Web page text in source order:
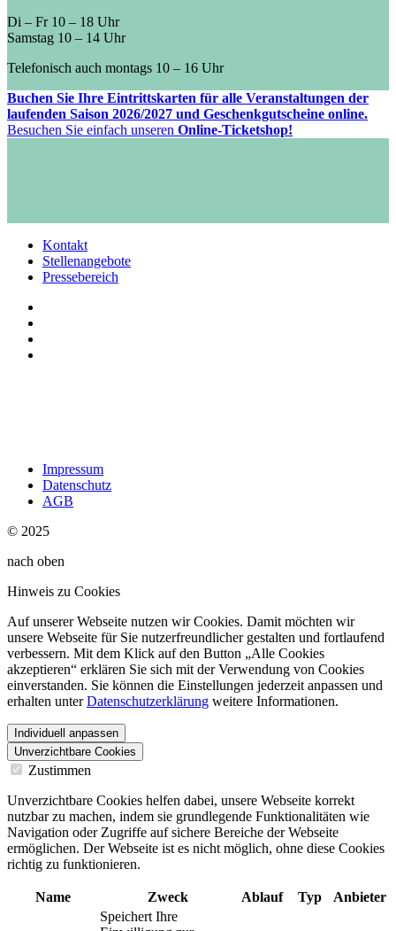
Di – Fr 10 – 18 Uhr
Samstag 10 – 14 Uhr
Telefonisch auch montags 10 – 16 Uhr
Buchen Sie Ihre Eintrittskarten für alle Veranstaltungen der
laufenden Saison 2026/2027 und Geschenkgutscheine online.
Besuchen Sie einfach unseren Online-Ticketshop!
Kontakt
Stellenangebote
Pressebereich
Impressum
Datenschutz
AGB
© 2025
nach oben
Hinweis zu Cookies
Auf unserer Webseite nutzen wir Cookies. Damit möchten wir
unsere Webseite für Sie nutzerfreundlicher gestalten und fortlaufend
verbessern. Mit dem Klick auf den Button „Alle Cookies
akzeptieren“ erklären Sie sich mit der Verwendung von Cookies
einverstanden. Sie können die Einstellungen jederzeit anpassen und
erhalten unterDatenschutzerklärung weitere Informationen.
Individuell anpassen
Unverzichtbare Cookies
Zustimmen
Unverzichtbare Cookies helfen dabei, unsere Webseite korrekt
nutzbar zu machen, indem sie grundlegende Funktionalitäten wie
Navigation oder Zugriffe auf sichere Bereiche der Webseite
ermöglichen. Der Webseite ist es nicht möglich, ohne diese Cookies
richtig zu funktionieren.
Name Zweck Ablauf Typ
Anbieter
Speichert Ihre